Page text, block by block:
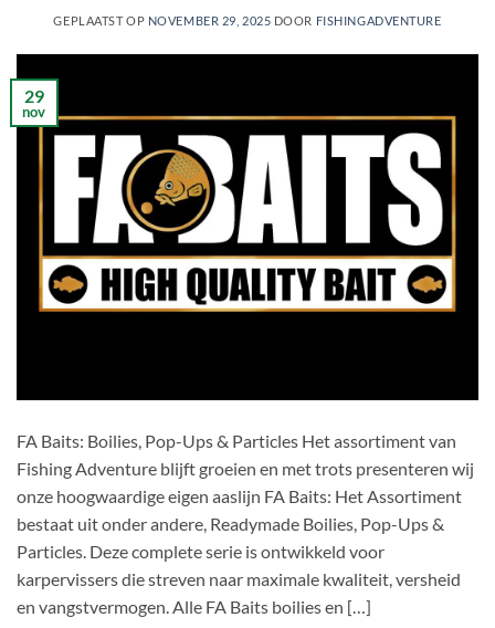
GEPLAATST OP NOVEMBER 29, 2025 DOOR FISHINGADVENTURE
29
nov
FA Baits: Boilies, Pop-Ups & Particles Het assortiment van
Fishing Adventure blijft groeien en met trots presenteren wij
onze hoogwaardige eigen aaslijn FA Baits: Het Assortiment
bestaat uit onder andere, Readymade Boilies, Pop-Ups &
Particles. Deze complete serie is ontwikkeld voor
karpervissers die streven naar maximale kwaliteit, versheid
en vangstvermogen. Alle FA Baits boilies en […]